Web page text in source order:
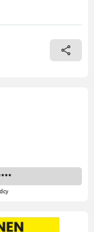
Sprzedaż odbywa się na